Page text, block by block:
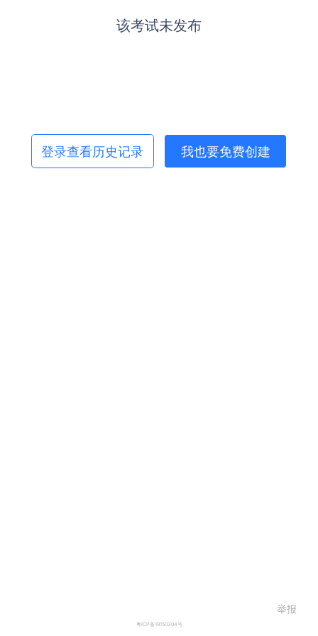
该考试未发布
登录查看历史记录 我也要免费创建
粤ICP备19150304号
举报